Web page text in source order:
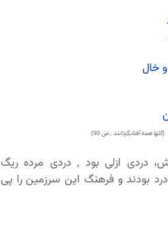
خال
(گلها همه آفتابگردانند, ص 90)
دردی ازلی بود , دردی مرده ریگ
بودند و فرهنگ این سرزمین را پی